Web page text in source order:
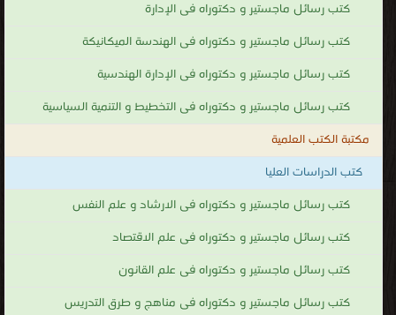
كتب رسائل ماجستير و دكتوراه فى الإدارة
كتب رسائل ماجستير و دكتوراه فى الهندسة الميكانيكة
كتب رسائل ماجستير و دكتوراه فى الإدارة الهندسية
كتب رسائل ماجستير و دكتوراه فى التخطيط و التنمية السياسية
مكتبة الكتب العلمية
كتب الدراسات العليا
كتب رسائل ماجستير و دكتوراه فى الارشاد و علم النفس
كتب رسائل ماجستير و دكتوراه فى علم الاقتصاد
كتب رسائل ماجستير و دكتوراه فى علم القانون
كتب رسائل ماجستير و دكتوراه فى مناهج و طرق التدريس